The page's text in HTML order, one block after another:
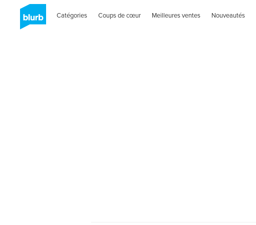
Catégories Coups de cœur Meilleures ventes Nouveautés